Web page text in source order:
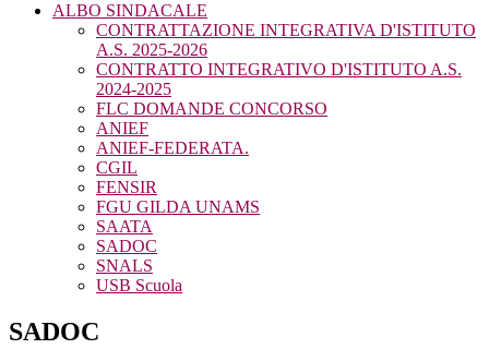
ALBO SINDACALE
CONTRATTAZIONE INTEGRATIVA D'ISTITUTO
A.S. 2025-2026
CONTRATTO INTEGRATIVO D'ISTITUTO A.S.
2024-2025
FLC DOMANDE CONCORSO
ANIEF
ANIEF-FEDERATA.
CGIL
FENSIR
FGU GILDA UNAMS
SAATA
SADOC
SNALS
USB Scuola
SADOC